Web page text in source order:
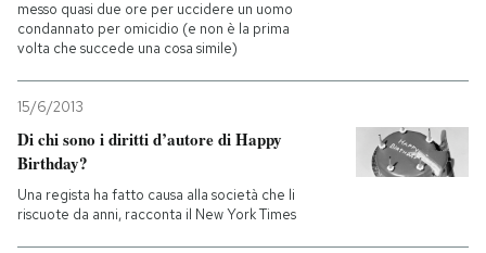
messo quasi due ore per uccidere un uomo
condannato per omicidio (e non è la prima
volta che succede una cosa simile)
15/6/2013
Di chi sono i diritti d’autore di Happy
Birthday?
Una regista ha fatto causa alla società che li
riscuote da anni, racconta il New York Times